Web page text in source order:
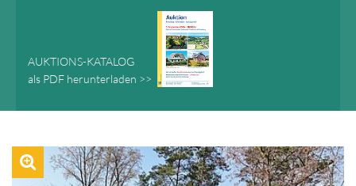
AUKTIONS-KATALOG
als PDF herunterladen >>